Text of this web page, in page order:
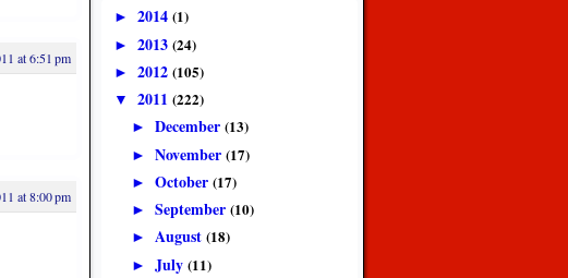
at 6:51 pm
at 8:00 pm
► 2014 (1)
► 2013 (24)
► 2012 (105)
▼ 2011 (222)
► December (13)
► November (17)
► October (17)
► September (10)
► August (18)
► July (11)